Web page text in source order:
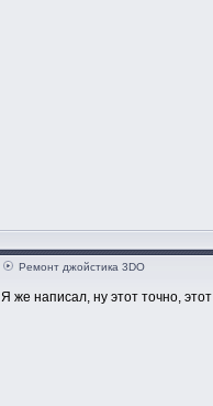
Ремонт джойстика 3DO
Я же написал, ну этот точно,